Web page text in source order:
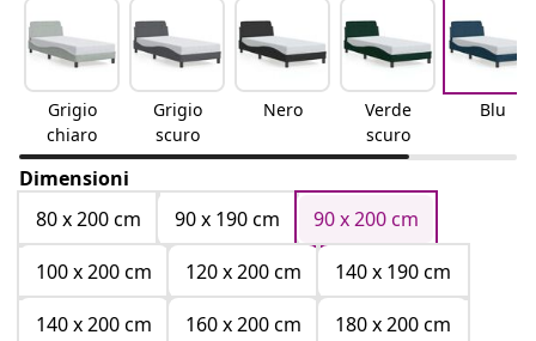
Grigio
chiaro
Grigio
scuro
Nero
Verde
scuro
Blu
Dimensioni
80 x 200 cm
90 x 190 cm
90 x 200 cm
100 x 200 cm
120 x 200 cm
140 x 190 cm
140 x 200 cm
160 x 200 cm
180 x 200 cm